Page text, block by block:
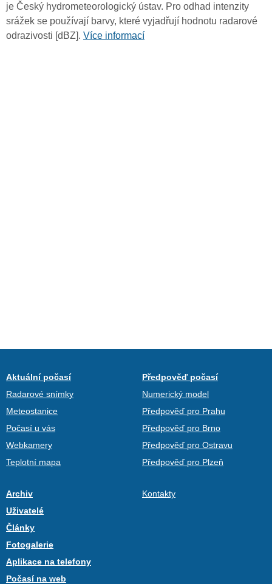
je Český hydrometeorologický ústav. Pro odhad intenzity
srážek se používají barvy, které vyjadřují hodnotu radarové
odrazivosti [dBZ]. Více informací
Aktuální počasí
Radarové snímky
Meteostanice
Počasí u vás
Webkamery
Teplotní mapa
Předpověď počasí
Numerický model
Předpověď pro Prahu
Předpověď pro Brno
Předpověď pro Ostravu
Předpověď pro Plzeň
Archiv
Uživatelé
Články
Fotogalerie
Aplikace na telefony
Počasí na web
Kontakty